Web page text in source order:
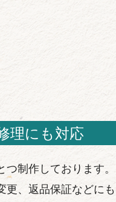
理にも対応
制作しております。
更、返品保証などにも